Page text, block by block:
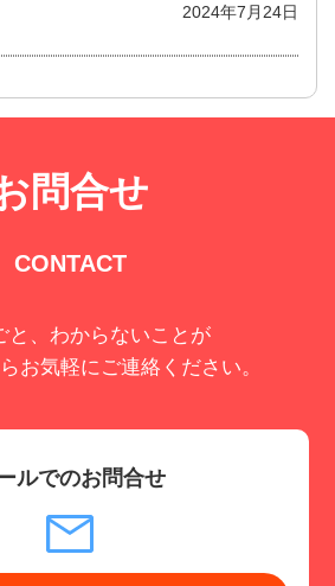
2024年7月24日
問合せ
CONTACT
と、わからないことが
お気軽にご連絡ください。
ルでのお問合せ